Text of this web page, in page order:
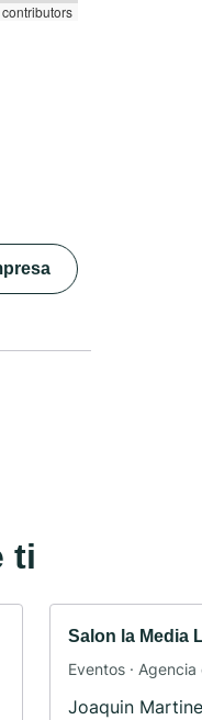
contributors
ti
Salon la Media
Eventos ·
Joaquin